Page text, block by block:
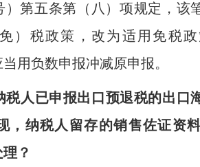
）第五条第（八）项规定，该
）税政策，改为适用免税
当用负数申报冲减原申报。
人已申报出口预退税的出口
，纳税人留存的销售佐证资
？